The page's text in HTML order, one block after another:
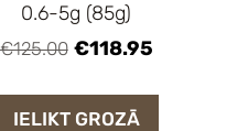
0.6-5g (85g)
€125.00 €118.95
IELIKT GROZĀ